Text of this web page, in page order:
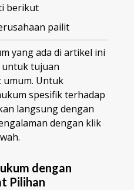
berikut
yang ada di artikel ini
untuk tujuan
umum. Untuk
spesifik terhadap
langsung dengan
dengan klik
dengan
Pilihan